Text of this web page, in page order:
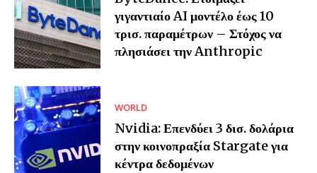
γιγαντιαίο AI μοντέλο έως 10
τρισ. παραμέτρων – Στόχος να
πλησιάσει την Anthropic
WORLD
Nvidia: Επενδύει 3 δισ. δολάρια
στην κοινοπραξία Stargate για
κέντρα δεδομένων